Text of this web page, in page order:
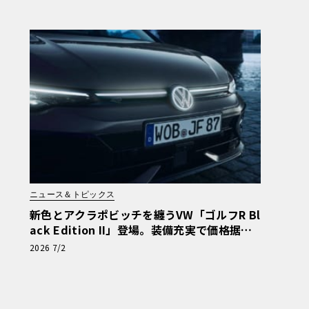
ニュース＆トピックス
新色とアクラポビッチを纏うVW「ゴルフR Bl
ack Edition II」登場。装備充実で価格据え
置きの500台限定
2026 7/2